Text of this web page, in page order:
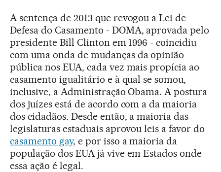
A sentença de 2013 que revogou a Lei de
Defesa do Casamento - DOMA, aprovada pelo
presidente Bill Clinton em 1996 - coincidiu
com uma onda de mudanças da opinião
pública nos EUA, cada vez mais propícia ao
casamento igualitário e à qual se somou,
inclusive, a Administração Obama. A postura
dos juízes está de acordo com a da maioria
dos cidadãos. Desde então, a maioria das
legislaturas estaduais aprovou leis a favor do
casamento gay, e por isso a maioria da
população dos EUA já vive em Estados onde
essa ação é legal.